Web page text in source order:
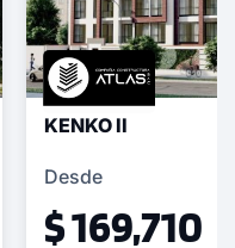
KENKO II
Desde
$ 169,710